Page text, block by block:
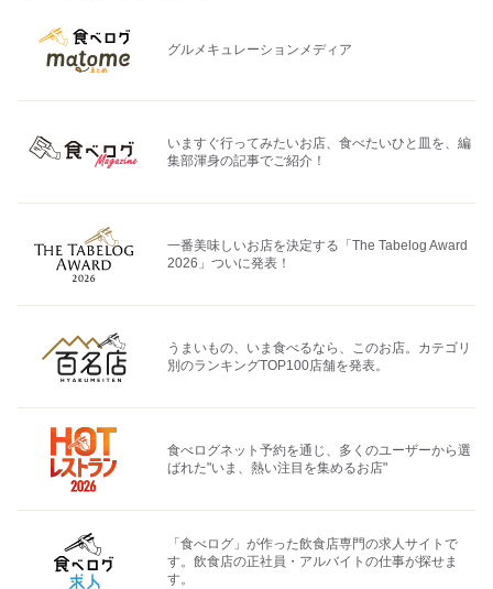
グルメキュレーションメディア
いますぐ行ってみたいお店、食べたいひと皿を、編
集部渾身の記事でご紹介！
一番美味しいお店を決定する「The Tabelog Award
2026」ついに発表！
うまいもの、いま食べるなら、このお店。カテゴリ
別のランキングTOP100店舗を発表。
食べログネット予約を通じ、多くのユーザーから選
ばれた"いま、熱い注目を集めるお店"
「食べログ」が作った飲食店専門の求人サイトで
す。飲食店の正社員・アルバイトの仕事が探せま
す。